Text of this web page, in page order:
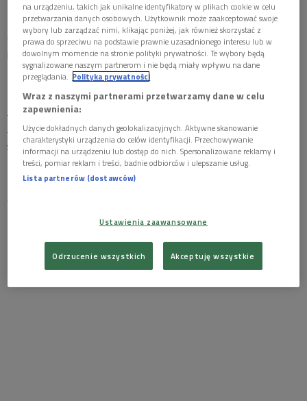
Piwowarski/PR
Gregor Samsa odbywa niełatwą podróż do swojego wnętrza,
by na ołtarzu wzniesionym przez najbliższych złożyć ofiarę z
samego siebie.
"Przemienienie". Słuchowisko Franza Kafki w nowym
tłumaczeniu Łukasza Musiała i w reżyserii Katarzyny
Łęckiej dostępne jest na stronie podcastowej
polskieradio.pl
na urządzeniu, takich jak unikalne identyfikatory w plikach cookie w celu
przetwarzania danych osobowych. Użytkownik może zaakceptować swoje
wybory lub zarządzać nimi, klikając poniżej, jak również skorzystać z
prawa do sprzeciwu na podstawie prawnie uzasadnionego interesu lub w
dowolnym momencie na stronie polityki prywatności. Te wybory będą
sygnalizowane naszym partnerom i nie będą miały wpływu na dane
przeglądania. Polityka prywatności
Wraz z naszymi partnerami przetwarzamy dane w celu
zapewnienia:
Użycie dokładnych danych geolokalizacyjnych. Aktywne skanowanie
charakterystyki urządzenia do celów identyfikacji. Przechowywanie
informacji na urządzeniu lub dostęp do nich. Spersonalizowane reklamy i
treści, pomiar reklam i treści, badnie odbiorców i ulepszanie usług.
Lista partnerów (dostawców)
Ustawienia zaawansowane
Odrzucenie wszystkich Akceptuję wszystkie